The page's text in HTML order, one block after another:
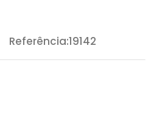
Referência:19142